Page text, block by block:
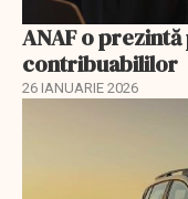
ANAF o
contribuabililor
26 IANUARIE 2026